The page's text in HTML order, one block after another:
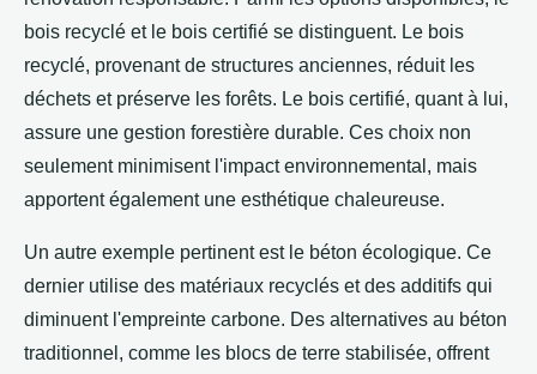
bois recyclé et le bois certifié se distinguent. Le bois
recyclé, provenant de structures anciennes, réduit les
déchets et préserve les forêts. Le bois certifié, quant à lui,
assure une gestion forestière durable. Ces choix non
seulement minimisent l'impact environnemental, mais
apportent également une esthétique chaleureuse.
Un autre exemple pertinent est le béton écologique. Ce
dernier utilise des matériaux recyclés et des additifs qui
diminuent l'empreinte carbone. Des alternatives au béton
traditionnel, comme les blocs de terre stabilisée, offrent